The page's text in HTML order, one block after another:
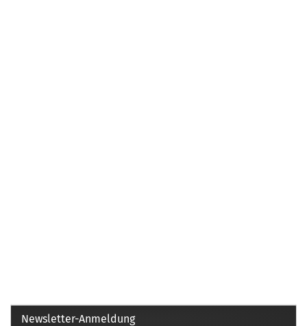
Newsletter-Anmeldung